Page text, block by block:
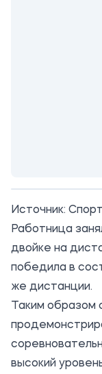
Источник:
Работница
двойке на
победила в
же дистанции.
Таким образом
высокий